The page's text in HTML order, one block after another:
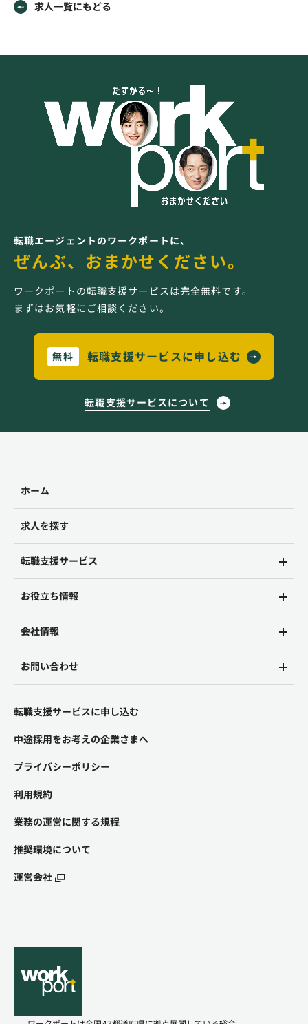
求人一覧にもどる
転職エージェントのワークポートに、
ぜんぶ、おまかせください。
ワークポートの転職支援サービスは完全無料です。
まずはお気軽にご相談ください。
無料 転職支援サービスに申し込む
転職支援サービスについて
ホーム
求人を探す
転職支援サービス
お役立ち情報
会社情報
お問い合わせ
転職支援サービスに申し込む
中途採用をお考えの企業さまへ
プライバシーポリシー
利用規約
業務の運営に関する規程
推奨環境について
運営会社